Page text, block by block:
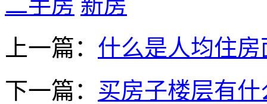
上一篇： 什么是人均住房
下一篇： 买房子楼层有